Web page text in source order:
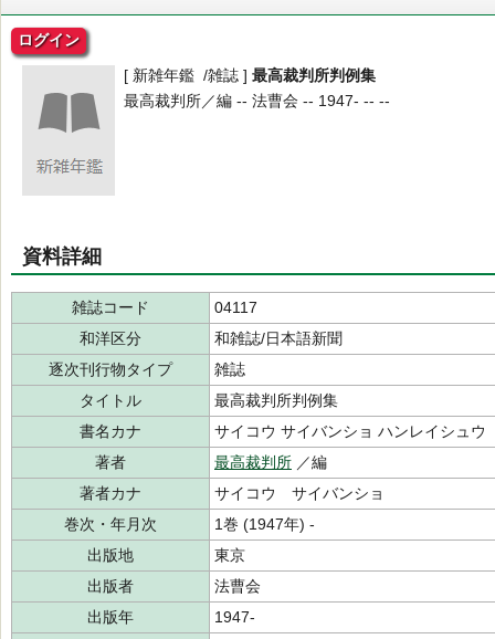
ログイン
[ 新雑年鑑 /雑誌 ] 最高裁判所判例集
最高裁判所／編 -- 法曹会 -- 1947- -- --
資料詳細
雑誌コード
04117
和洋区分
和雑誌/日本語新聞
逐次刊行物タイプ
雑誌
タイトル
最高裁判所判例集
書名カナ
サイコウ サイバンショ ハンレイシュウ
著者
最高裁判所 ／編
著者カナ
サイコウ サイバンショ
巻次・年月次
1巻 (1947年) -
出版地
東京
出版者
法曹会
出版年
1947-